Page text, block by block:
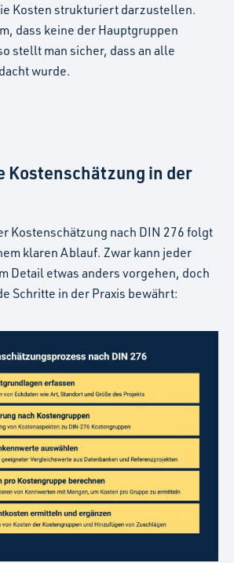
Kosten strukturiert darzustellen.
dass keine der Hauptgruppen
stellt man sicher, dass an alle
wurde.
Kostenschätzung in der
Kostenschätzung nach DIN 276 folgt
klaren Ablauf. Zwar kann jeder
Detail etwas anders vorgehen, doch
Schritte in der Praxis bewährt: